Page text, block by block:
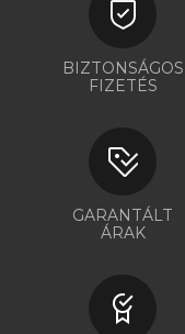
BIZTONSÁGOS
FIZETÉS
GARANTÁLT
ÁRAK